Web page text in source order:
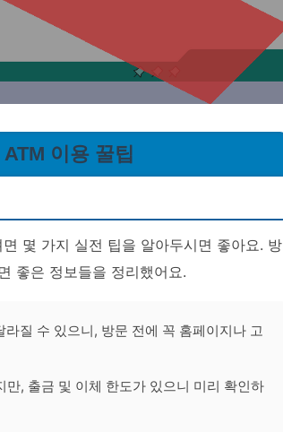
이용 꿀팁
몇 가지 실전 팁을 알아두시면 좋아요. 방
좋은 정보들을 정리했어요.
질 수 있으니, 방문 전에 꼭 홈페이지나 고
, 출금 및 이체 한도가 있으니 미리 확인하